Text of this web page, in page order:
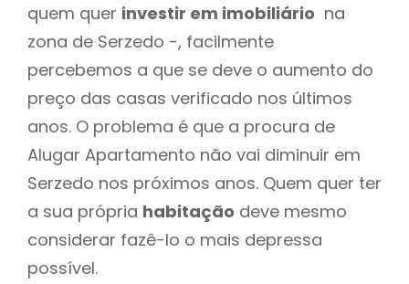
quem quer investir em imobiliário na
zona de Serzedo -, facilmente
percebemos a que se deve o aumento do
preço das casas verificado nos últimos
anos. O problema é que a procura de
Alugar Apartamento não vai diminuir em
Serzedo nos próximos anos. Quem quer ter
a sua própria habitação deve mesmo
considerar fazê-lo o mais depressa
possível.